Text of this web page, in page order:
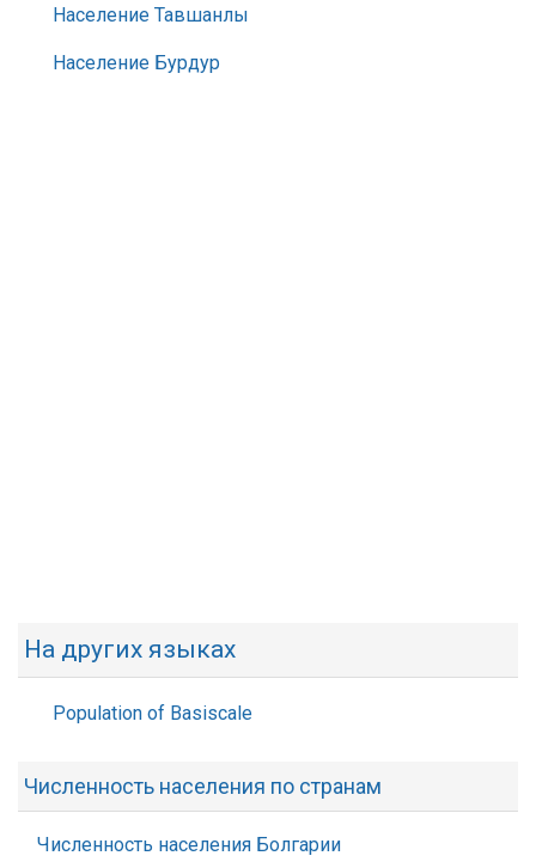
Население Тавшанлы
Население Бурдур
На других языках
Population of Basiscale
Численность населения по странам
Численность населения Болгарии